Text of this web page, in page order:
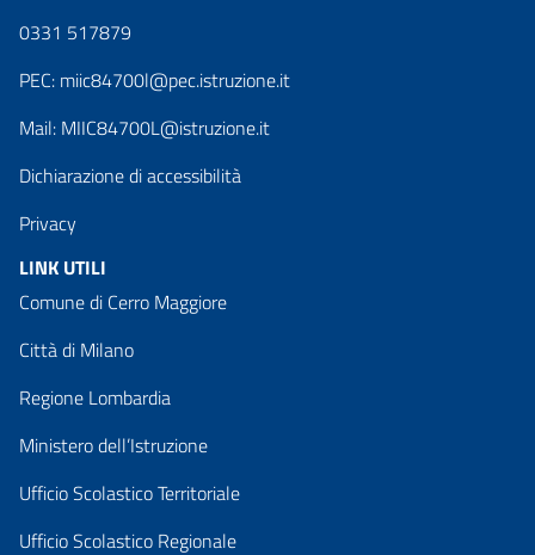
0331 517879
PEC: miic84700l@pec.istruzione.it
Mail: MIIC84700L@istruzione.it
Dichiarazione di accessibilità
Privacy
LINK UTILI
Comune di Cerro Maggiore
Città di Milano
Regione Lombardia
Ministero dell’Istruzione
Ufficio Scolastico Territoriale
Ufficio Scolastico Regionale